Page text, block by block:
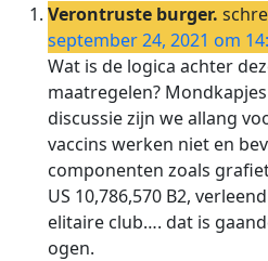
Verontruste burger.
september 24, 2021 om
Wat is de logica achter
maatregelen?
discussie zijn we allang
vaccins werken niet en
componenten zoals
US 10,786,570 B2,
elitaire club…. dat is
ogen.